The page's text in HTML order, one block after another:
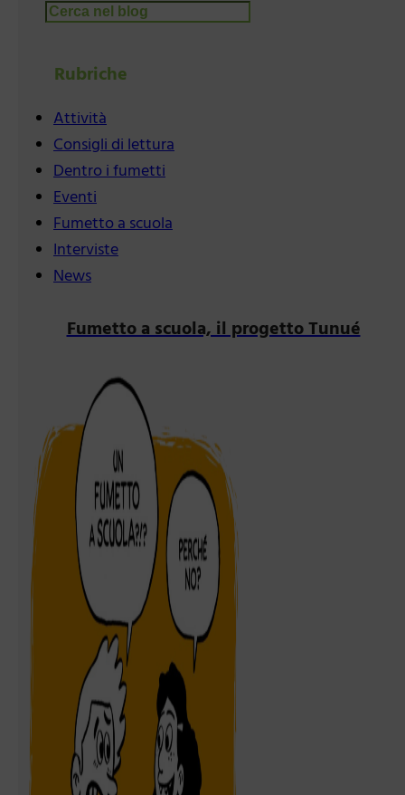
Cerca
Rubriche
Attività
Consigli di lettura
Dentro i fumetti
Eventi
Fumetto a scuola
Interviste
News
Fumetto a scuola, il progetto Tunué